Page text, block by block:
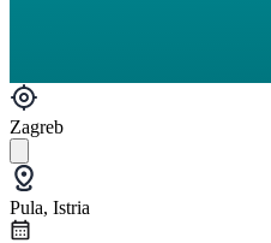
Zagreb
Pula, Istria